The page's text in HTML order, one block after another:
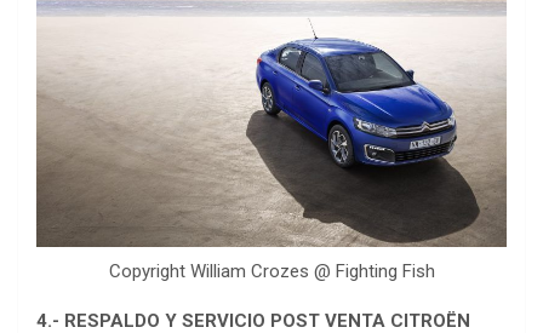
Copyright William Crozes @ Fighting Fish
4.- RESPALDO Y SERVICIO POST VENTA CITROËN